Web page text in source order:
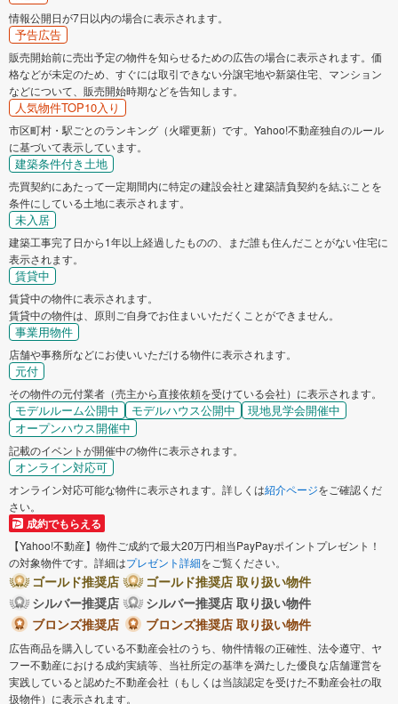
情報公開日が7日以内の場合に表示されます。
予告広告
販売開始前に売出予定の物件を知らせるための広告の場合に表示されます。価
格などが未定のため、すぐには取引できない分譲宅地や新築住宅、マンション
などについて、販売開始時期などを告知します。
人気物件TOP10入り
市区町村・駅ごとのランキング（火曜更新）です。Yahoo!不動産独自のルール
に基づいて表示しています。
建築条件付き土地
売買契約にあたって一定期間内に特定の建設会社と建築請負契約を結ぶことを
条件にしている土地に表示されます。
未入居
建築工事完了日から1年以上経過したものの、まだ誰も住んだことがない住宅に
表示されます。
賃貸中
賃貸中の物件に表示されます。
賃貸中の物件は、原則ご自身でお住まいいただくことができません。
事業用物件
店舗や事務所などにお使いいただける物件に表示されます。
元付
その物件の元付業者（売主から直接依頼を受けている会社）に表示されます。
モデルルーム公開中 モデルハウス公開中
現地見学会開催中
オープンハウス開催中
記載のイベントが開催中の物件に表示されます。
オンライン対応可
オンライン対応可能な物件に表示されます。詳しくは紹介ページをご確認くだ
さい。
成約でもらえる
【Yahoo!不動産】物件ご成約で最大20万円相当PayPayポイントプレゼント！
の対象物件です。詳細はプレゼント詳細をご覧ください。
ゴールド推奨店
ゴールド推奨店 取り扱い物件
シルバー推奨店
シルバー推奨店 取り扱い物件
ブロンズ推奨店
ブロンズ推奨店 取り扱い物件
広告商品を購入している不動産会社のうち、物件情報の正確性、法令遵守、ヤ
フー不動産における成約実績等、当社所定の基準を満たした優良な店舗運営を
実践していると認めた不動産会社（もしくは当該認定を受けた不動産会社の取
扱物件）に表示されます。